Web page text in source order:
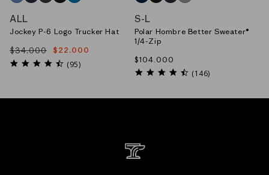
ALL
Jockey P-6 Logo Trucker Hat
Precio
habitual
$34.000
Precio
de
$22.000
4.7
(95)
S-L
Polar Hombre Better Sweater®
1/4-Zip
Precio
habitual
$104.000
4.5
(146)